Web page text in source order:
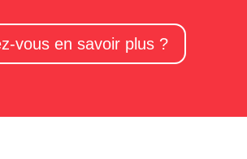
vous en savoir plus ?